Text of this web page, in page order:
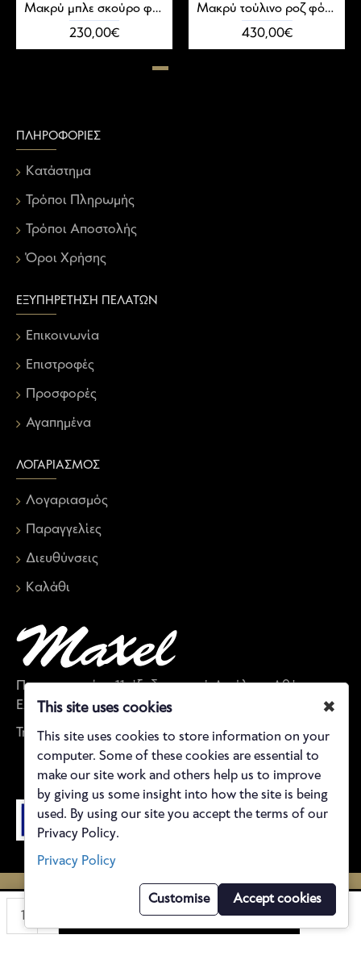
ΠΡΟΣΘΉΚΗ ΣΤΟ ΚΑΛΆΘΙ
Μακρύ μπλε σκούρο φόρεμα κρουαζέ
230,00€
Μακρύ τούλινο ροζ φόρεμα με κορσέ και πέρλες
430,00€
ΠΛΗΡΟΦΟΡΊΕΣ
Κατάστημα
Τρόποι Πληρωμής
Τρόποι Αποστολής
Όροι Χρήσης
ΕΞΥΠΗΡΈΤΗΣΗ ΠΕΛΑΤΏΝ
Επικοινωνία
Επιστροφές
Προσφορές
Αγαπημένα
ΛΟΓΑΡΙΑΣΜΌΣ
Λογαριασμός
Παραγγελίες
Διευθύνσεις
Καλάθι
Παπαναστασίου 11, έξοδος μετρό Αιγάλεω, Αθήνα,
Ελλάδα
Τηλέφωνο: 21 0590 5843
©
2021 Maxel Bραδινά φορέματα
Κατασκευή e-shop reweb.gr
This site uses cookies ✖
This site uses cookies to store information on your
computer. Some of these cookies are essential to
make our site work and others help us to improve
by giving us some insight into how the site is being
used. By using our site you accept the terms of our
Privacy Policy.
Privacy Policy
Customise Accept cookies